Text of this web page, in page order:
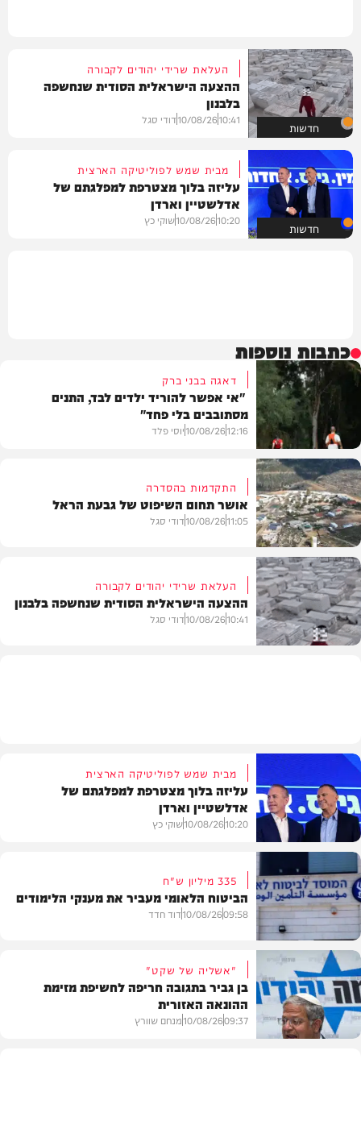
חדשות
העלאת שרידי יהודים לקבורה
ההצעה הישראלית הסודית שנחשפה
בלבנון
10:41
10/08/26דודי סגל
חדשות
מבית שמש לפוליטיקה הארצית
עליזה בלוך מצטרפת למפלגתם של
אדלשטיין וארדן
10:20
10/08/26שוקי כץ
כתבות נוספות
חדשות
דאגה בבני ברק
"אי אפשר להוריד ילדים לבד, התנים
מסתובבים בלי פחד"
12:16
10/08/26יוסי פלד
חדשות
התקדמות בהסדרה
אושר תחום השיפוט של גבעת הראל
11:05
10/08/26דודי סגל
העלאת שרידי יהודים לקבורה
ההצעה הישראלית הסודית שנחשפה בלבנון
10:41
10/08/26דודי סגל
חדשות
מבית שמש לפוליטיקה הארצית
עליזה בלוך מצטרפת למפלגתם של
אדלשטיין וארדן
10:20
10/08/26שוקי כץ
חדשות
335 מיליון ש"ח
הביטוח הלאומי מעביר את מענקי הלימודים
09:58
10/08/26דוד חדד
"אשליה של שקט"
בן גביר בתגובה חריפה לחשיפת מזימת
ההונאה האזורית
09:37
10/08/26מנחם שוורץ